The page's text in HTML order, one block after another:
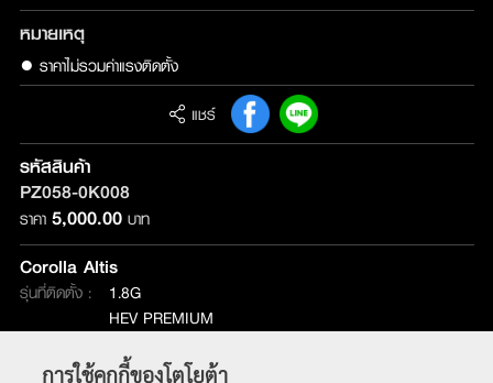
หมายเหตุ
● ราคาไม่รวมค่าแรงติดตั้ง
แชร์
รหัสสินค้า
PZ058-0K008
ราคา 5,000.00บาท
Corolla Altis
รุ่นที่ติดตั้ง :
1.8G
HEV PREMIUM
การใช้คุกกี้ของโตโยต้า